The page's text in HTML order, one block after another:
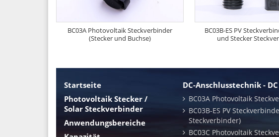
BC03A Photovoltaik Steckverbinder
(Stecker und Buchse)
BC03B-ES PV
und Stecker
Startseite
Photovoltaik Stecker /
Solar Steckverbinder
Anwendungsbereiche
DC-Anschlusstechnik -
BC03A Photovoltaik
BC03B-ES PV
Steckverbinder)
BC03C Photovoltaik